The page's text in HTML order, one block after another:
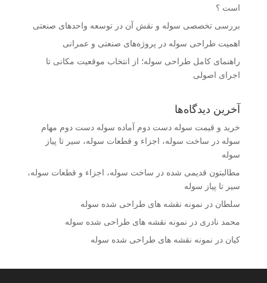
است ؟
بررسی تخصصی سوله و نقش آن در توسعه واحدهای صنعتی
اهمیت طراحی سوله در پروژه‌های صنعتی و عمرانی
راهنمای کامل طراحی سوله؛ از انتخاب موقعیت مکانی تا
اجرای اصولی
آخرین دیدگاه‌ها
خرید و قیمت سوله دست دوم آماده سوله دست دوم مهام
سوله در ساخت سوله، اجزاء و قطعات سوله، سیر تا پیاز
سوله
مطالبتون قدیمی شده در ساخت سوله، اجزاء و قطعات سوله،
سیر تا پیاز سوله
سلطان در نمونه نقشه های طراحی شده سوله
محمد نادری در نمونه نقشه های طراحی شده سوله
کیان در نمونه نقشه های طراحی شده سوله